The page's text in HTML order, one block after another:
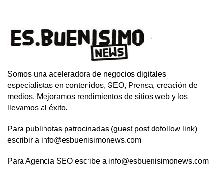
Somos una aceleradora de negocios digitales
especialistas en contenidos, SEO, Prensa, creación de
medios. Mejoramos rendimientos de sitios web y los
llevamos al éxito.
Para publinotas patrocinadas (guest post dofollow link)
escribir a info@esbuenisimonews.com
Para Agencia SEO escribe a info@esbuenisimonews.com